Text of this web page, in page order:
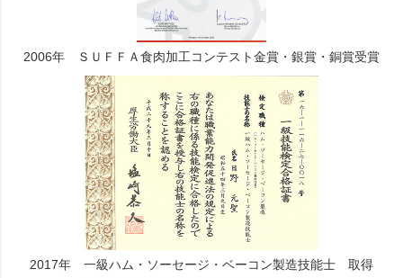
2006年 ＳＵＦＦＡ食肉加工コンテスト金賞・銀賞・銅賞受賞
2017年 一級ハム・ソーセージ・ベーコン製造技能士 取得